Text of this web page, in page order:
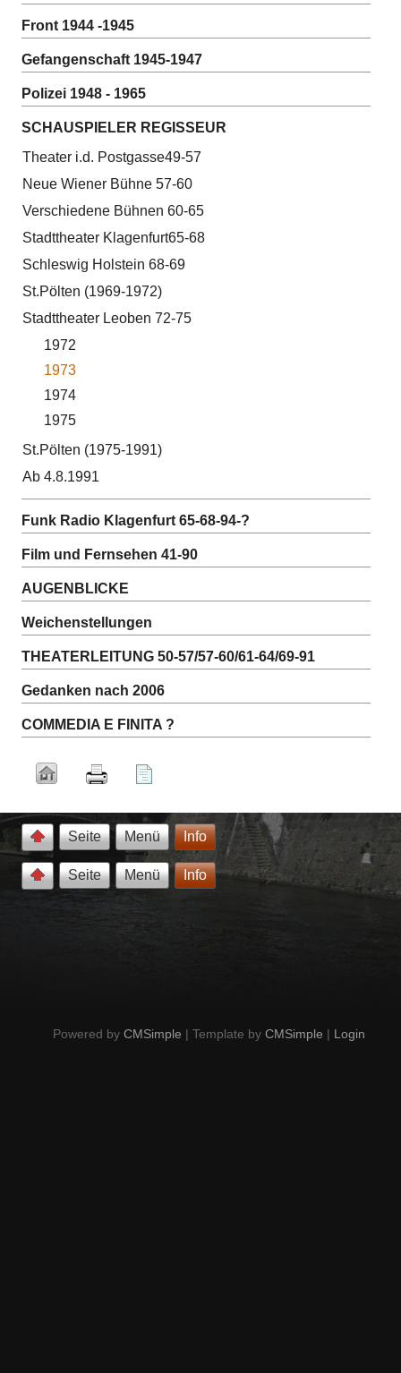
Front 1944 -1945
Gefangenschaft 1945-1947
Polizei 1948 - 1965
SCHAUSPIELER REGISSEUR
Theater i.d. Postgasse49-57
Neue Wiener Bühne 57-60
Verschiedene Bühnen 60-65
Stadttheater Klagenfurt65-68
Schleswig Holstein 68-69
St.Pölten (1969-1972)
Stadttheater Leoben 72-75
1972
1973
1974
1975
St.Pölten (1975-1991)
Ab 4.8.1991
Funk Radio Klagenfurt 65-68-94-?
Film und Fernsehen 41-90
AUGENBLICKE
Weichenstellungen
THEATERLEITUNG 50-57/57-60/61-64/69-91
Gedanken nach 2006
COMMEDIA E FINITA ?
Seite Menü Info
Seite Menü Info
Powered by CMSimple | Template by CMSimple | Login